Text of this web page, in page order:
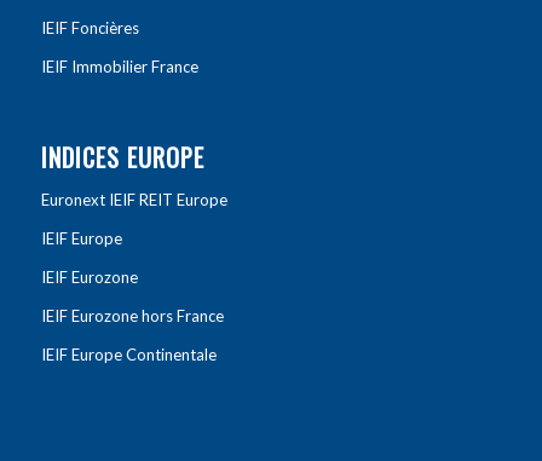
IEIF Foncières
IEIF Immobilier France
INDICES EUROPE
Euronext IEIF REIT Europe
IEIF Europe
IEIF Eurozone
IEIF Eurozone hors France
IEIF Europe Continentale